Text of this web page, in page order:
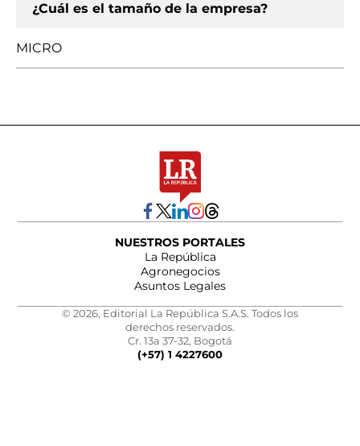
¿Cuál es el tamaño de la empresa?
MICRO
NUESTROS PORTALES
La República
Agronegocios
Asuntos Legales
© 2026, Editorial La República S.A.S. Todos los
derechos reservados.
Cr. 13a 37-32, Bogotá
(+57) 1 4227600